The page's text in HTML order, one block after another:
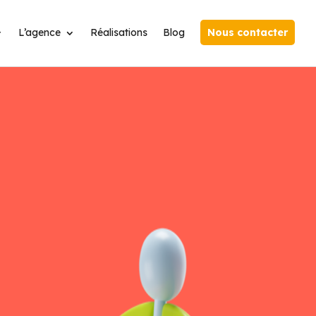
L’agence Réalisations Blog Nous contacter